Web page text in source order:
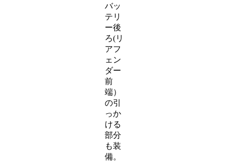
バッ
テリ
ー後
ろ(リ
アフ
ェン
ダー
前
端）
の引
っか
ける
部分
も装
備。